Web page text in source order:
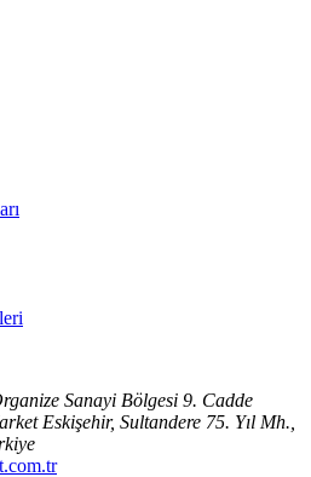
Sanayi Bölgesi 9. Cadde
Eskişehir, Sultandere 75. Yıl Mh.,